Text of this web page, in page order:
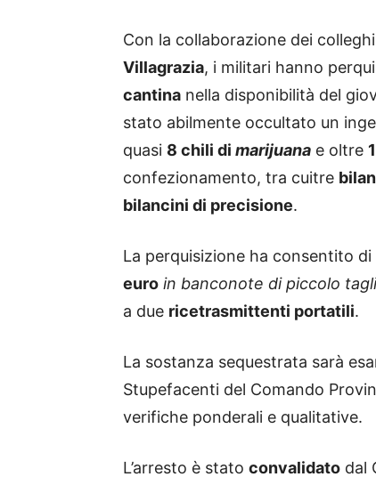
Con la collaborazione dei
Villagrazia, i militari hanno
cantina nella disponibilità del
stato abilmente occultato un
quasi 8 chili di marijuana e oltre
confezionamento, tra cuitre
bilancini di precisione.
La perquisizione ha consentito
euro in banconote di piccolo
a due ricetrasmittenti portatili.
La sostanza sequestrata sarà
Stupefacenti del Comando
verifiche ponderali e qualitative.
L’arresto è stato convalidato dal